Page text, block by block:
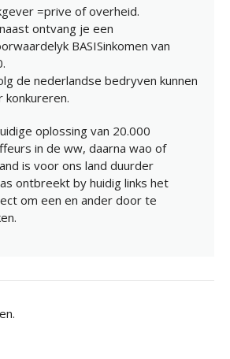
=prive of overheid.
ontvang je een
BASISinkomen van
de nederlandse bedryven kunnen
konkureren.
oplossing van 20.000
in de ww, daarna wao of
is voor ons land duurder
ontbreekt by huidig links het
om een en ander door te